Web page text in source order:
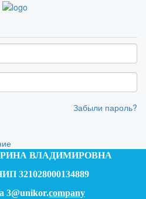
Забыли пароль?
ВЛАДИМИРОВНА
321028000134889
3@unikor.company